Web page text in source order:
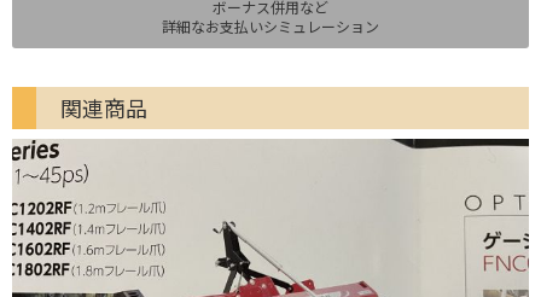
ボーナス併用など
詳細なお支払いシミュレーション
関連商品